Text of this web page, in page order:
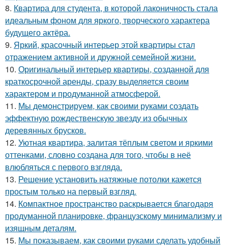
8. Квартира для студента, в которой лаконичность стала
идеальным фоном для яркого, творческого характера
будущего актёра.
9. Яркий, красочный интерьер этой квартиры стал
отражением активной и дружной семейной жизни.
10. Оригинальный интерьер квартиры, созданной для
краткосрочной аренды, сразу выделяется своим
характером и продуманной атмосферой.
11. Мы демонстрируем, как своими руками создать
эффектную рождественскую звезду из обычных
деревянных брусков.
12. Уютная квартира, залитая тёплым светом и яркими
оттенками, словно создана для того, чтобы в неё
влюбляться с первого взгляда.
13. Решение установить натяжные потолки кажется
простым только на первый взгляд.
14. Компактное пространство раскрывается благодаря
продуманной планировке, французскому минимализму и
изящным деталям.
15. Мы показываем, как своими руками сделать удобный